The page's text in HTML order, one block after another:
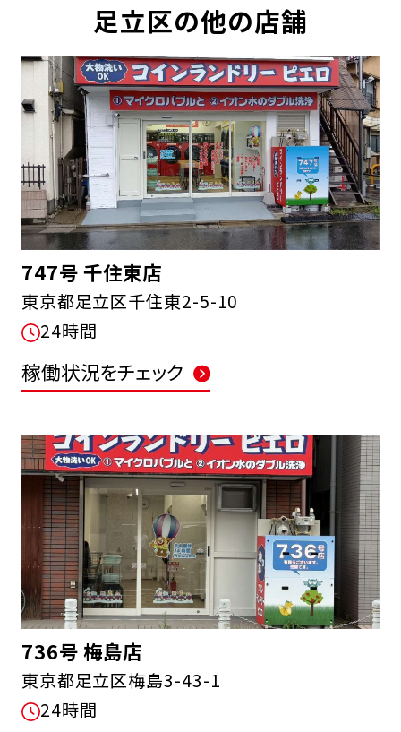
足立区の他の店舗
747号 千住東店
東京都足立区千住東2-5-10
24時間
稼働状況をチェック
736号 梅島店
東京都足立区梅島3-43-1
24時間